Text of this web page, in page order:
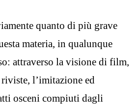
quanto di più grave
materia, in qualunque
attraverso la visione di film,
l’imitazione ed
osceni compiuti dagli